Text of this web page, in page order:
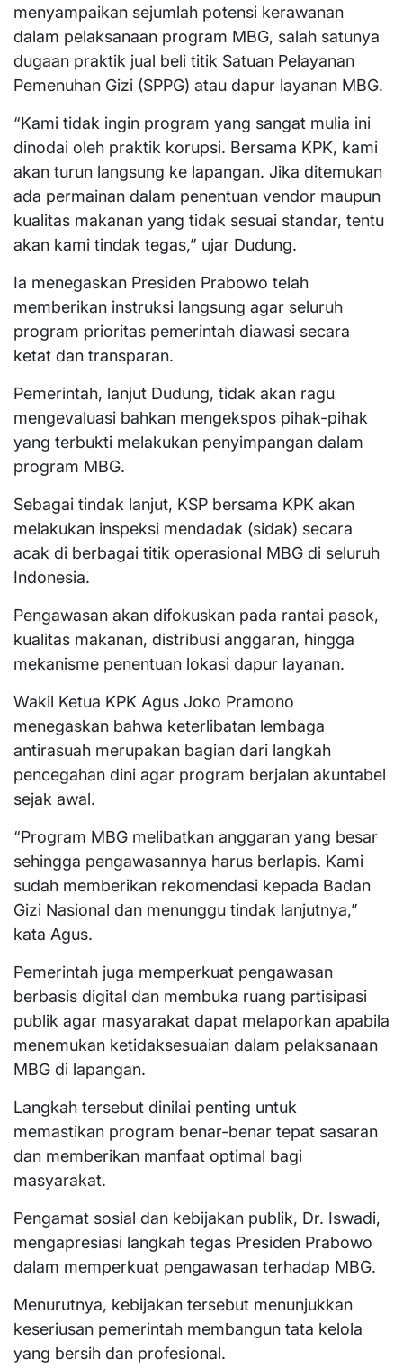
menyampaikan sejumlah potensi kerawanan
dalam pelaksanaan program MBG, salah satunya
dugaan praktik jual beli titik Satuan Pelayanan
Pemenuhan Gizi (SPPG) atau dapur layanan MBG.
“Kami tidak ingin program yang sangat mulia ini
dinodai oleh praktik korupsi. Bersama KPK, kami
akan turun langsung ke lapangan. Jika ditemukan
ada permainan dalam penentuan vendor maupun
kualitas makanan yang tidak sesuai standar, tentu
akan kami tindak tegas,” ujar Dudung.
Ia menegaskan Presiden Prabowo telah
memberikan instruksi langsung agar seluruh
program prioritas pemerintah diawasi secara
ketat dan transparan.
Pemerintah, lanjut Dudung, tidak akan ragu
mengevaluasi bahkan mengekspos pihak-pihak
yang terbukti melakukan penyimpangan dalam
program MBG.
Sebagai tindak lanjut, KSP bersama KPK akan
melakukan inspeksi mendadak (sidak) secara
acak di berbagai titik operasional MBG di seluruh
Indonesia.
Pengawasan akan difokuskan pada rantai pasok,
kualitas makanan, distribusi anggaran, hingga
mekanisme penentuan lokasi dapur layanan.
Wakil Ketua KPK Agus Joko Pramono
menegaskan bahwa keterlibatan lembaga
antirasuah merupakan bagian dari langkah
pencegahan dini agar program berjalan akuntabel
sejak awal.
“Program MBG melibatkan anggaran yang besar
sehingga pengawasannya harus berlapis. Kami
sudah memberikan rekomendasi kepada Badan
Gizi Nasional dan menunggu tindak lanjutnya,”
kata Agus.
Pemerintah juga memperkuat pengawasan
berbasis digital dan membuka ruang partisipasi
publik agar masyarakat dapat melaporkan apabila
menemukan ketidaksesuaian dalam pelaksanaan
MBG di lapangan.
Langkah tersebut dinilai penting untuk
memastikan program benar-benar tepat sasaran
dan memberikan manfaat optimal bagi
masyarakat.
Pengamat sosial dan kebijakan publik, Dr. Iswadi,
mengapresiasi langkah tegas Presiden Prabowo
dalam memperkuat pengawasan terhadap MBG.
Menurutnya, kebijakan tersebut menunjukkan
keseriusan pemerintah membangun tata kelola
yang bersih dan profesional.